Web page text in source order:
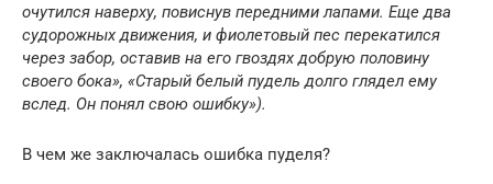
очутился наверху, повиснув передними лапами. Еще два
судорожных движения, и фиолетовый пес перекатился
через забор, оставив на его гвоздях добрую половину
своего бока», «Старый белый пудель долго глядел ему
вслед. Он понял свою ошибку»).
В чем же заключалась ошибка пуделя?